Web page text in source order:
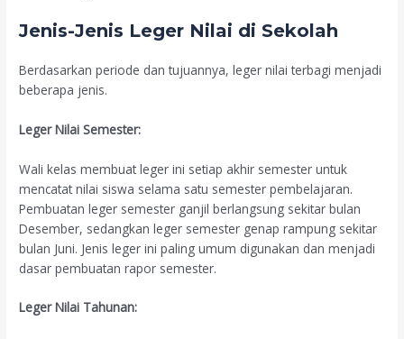
Jenis-Jenis Leger Nilai di Sekolah
Berdasarkan periode dan tujuannya, leger nilai terbagi menjadi
beberapa jenis.
Leger Nilai Semester:
Wali kelas membuat leger ini setiap akhir semester untuk
mencatat nilai siswa selama satu semester pembelajaran.
Pembuatan leger semester ganjil berlangsung sekitar bulan
Desember, sedangkan leger semester genap rampung sekitar
bulan Juni. Jenis leger ini paling umum digunakan dan menjadi
dasar pembuatan rapor semester.
Leger Nilai Tahunan: